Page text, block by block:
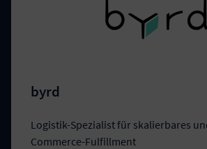
byrd
Logistik-Spezialist für skalierbares
Commerce-Fulfillment